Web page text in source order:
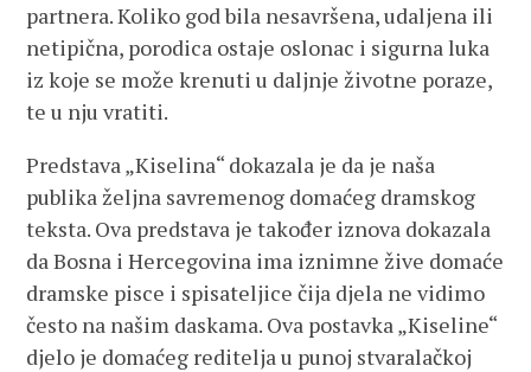
partnera. Koliko god bila nesavršena, udaljena ili
netipična, porodica ostaje oslonac i sigurna luka
iz koje se može krenuti u daljnje životne poraze,
te u nju vratiti.
Predstava „Kiselina“ dokazala je da je naša
publika željna savremenog domaćeg dramskog
teksta. Ova predstava je također iznova dokazala
da Bosna i Hercegovina ima iznimne žive domaće
dramske pisce i spisateljice čija djela ne vidimo
često na našim daskama. Ova postavka „Kiseline“
djelo je domaćeg reditelja u punoj stvaralačkoj